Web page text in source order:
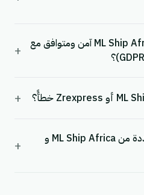
هل تكامل ML Ship Africa + Zrexpress آمن ومتوافق مع
+
+
هل يمكنني ربط حسابات متعددة من ML Ship Africa و
+